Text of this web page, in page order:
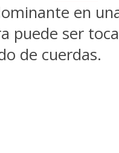
en
puede ser
de cuerdas.